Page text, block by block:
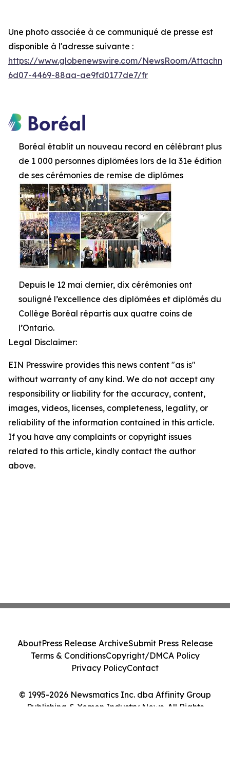
Une photo associée à ce communiqué de presse est
disponible à l'adresse suivante :
https://www.globenewswire.com/NewsRoom/
6d07-4469-88aa-ae9fd0177de7/fr
Boréal établit un nouveau record en célébrant plus
de 1 000 personnes diplômées lors de la 31e édition
de ses cérémonies de remise de diplômes
Depuis le 12 mai dernier, dix cérémonies ont
souligné l’excellence des diplômées et diplômés du
Collège Boréal répartis aux quatre coins de
l’Ontario.
Legal Disclaimer:
EIN Presswire provides this news content "as is"
without warranty of any kind. We do not accept any
responsibility or liability for the accuracy, content,
images, videos, licenses, completeness, legality, or
reliability of the information contained in this article.
If you have any complaints or copyright issues
related to this article, kindly contact the author
above.
© 1995-2026 Newsmatics Inc. dba Affinity Group
Publishing & Yemen Industry News. All Rights
AboutPress Release ArchiveSubmit Press Release
Terms & ConditionsCopyright/DMCA Policy
Privacy PolicyContact